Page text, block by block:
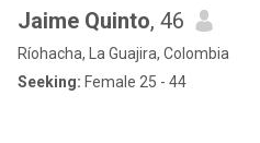
Jaime Quinto, 46
Ríohacha, La Guajira, Colombia
Seeking: Female 25 - 44